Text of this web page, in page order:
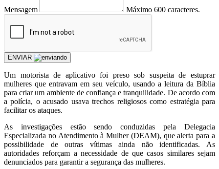
Mensagem Máximo 600 caracteres.
ENVIAR
Um motorista de aplicativo foi preso sob suspeita de estuprar
mulheres que entravam em seu veículo, usando a leitura da Bíblia
para criar um ambiente de confiança e tranquilidade. De acordo com
a polícia, o acusado usava trechos religiosos como estratégia para
facilitar os ataques.
As investigações estão sendo conduzidas pela Delegacia
Especializada no Atendimento à Mulher (DEAM), que alerta para a
possibilidade de outras vítimas ainda não identificadas. As
autoridades reforçam a necessidade de que casos similares sejam
denunciados para garantir a segurança das mulheres.